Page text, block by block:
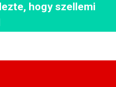
hogy szellemi